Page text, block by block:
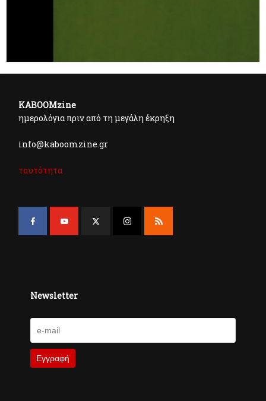
KABOOMzine
ημερολόγια πριν από τη μεγάλη έκρηξη
info@kaboomzine.gr
ταυτότητα
Newsletter